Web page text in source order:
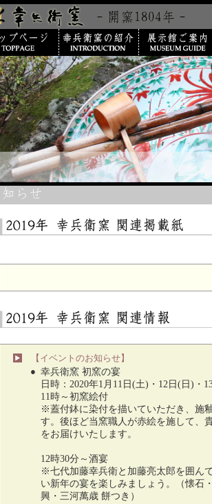
【イベントのお知らせ】
● 幸兵衛窯 初窯の宴
日時：2020年1月11日(土)・12日(日)・
11時～初窯絵付
※蓋付鉢に染付を描いていただき、施
す。後ほど当窯職人が赤絵を施して、
をお届けいたします。
12時30分～酒宴
※七代加藤幸兵衛と加藤亮太郎を囲ん
い新年の宴を楽しみましょう。（懐石
興・三河萬歳 餅つき）